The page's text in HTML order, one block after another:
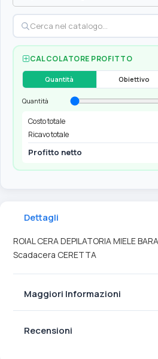
CALCOLATORE PROFITTO
Quantità Obiettivo
Quantità
Costo totale
Ricavo totale
Profitto netto
Dettagli
ROIAL CERA DEPILATORIA MIELE
Scadacera CERETTA
Maggiori Informazioni
Recensioni